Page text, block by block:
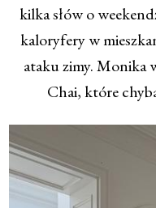
kilka słów o
kaloryfery w
ataku zimy. Monika
Chai, które